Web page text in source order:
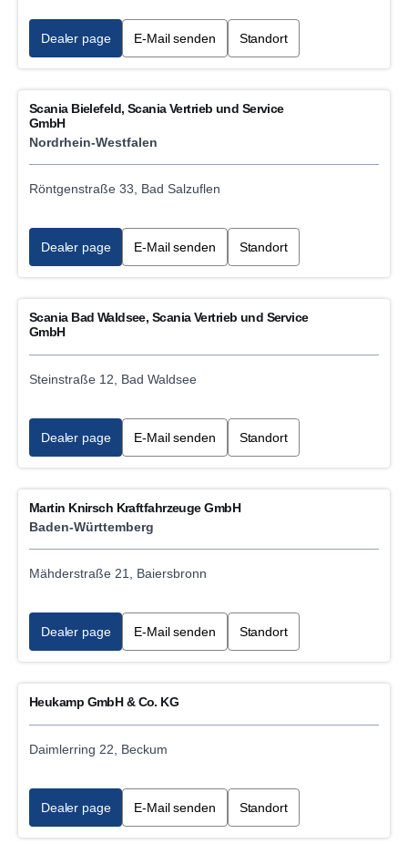
Used Vehicle sales
Bus service
Truck sales
Waste collector
Marine engine service
Scania Gensets service
Scania Mining Sales
Industrial, power generation engine sales
Marine engine sales
Dealer page E-Mail senden Standort
Scania Bielefeld, Scania Vertrieb und Service
GmbH
Nordrhein-Westfalen
Röntgenstraße 33, Bad Salzuflen
Dealer page E-Mail senden Standort
Scania Bad Waldsee, Scania Vertrieb und Service
GmbH
Steinstraße 12, Bad Waldsee
Dealer page E-Mail senden Standort
Martin Knirsch Kraftfahrzeuge GmbH
Baden-Württemberg
Mähderstraße 21, Baiersbronn
Dealer page E-Mail senden Standort
Heukamp GmbH & Co. KG
Daimlerring 22, Beckum
Dealer page E-Mail senden Standort